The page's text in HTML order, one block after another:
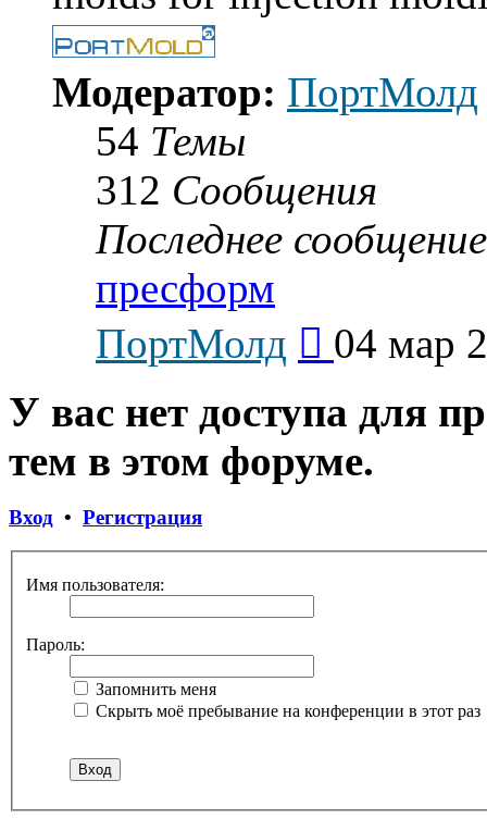
Модератор: ПортМолд
54 Темы
312 Сообщения
Последнее сообщение
пресформ
ПортМолд
последнему
04 мар
У вас нет доступа для
тем в этом форуме.
Вход • Регистрация
Имя пользователя:
Пароль:
Запомнить меня
Скрыть моё пребывание на конференции в этот раз